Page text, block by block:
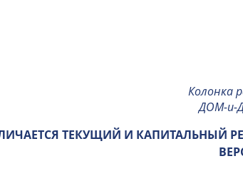
Колонка
ДОМ-и-
ТЕКУЩИЙ И КАПИТАЛЬНЫЙ